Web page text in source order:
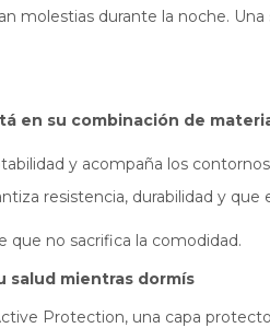
molestias durante la noche.
en su combinación de
y acompaña los
resistencia, durabilidad y
que no sacrifica la comodidad.
mientras dormís
Protection, una capa